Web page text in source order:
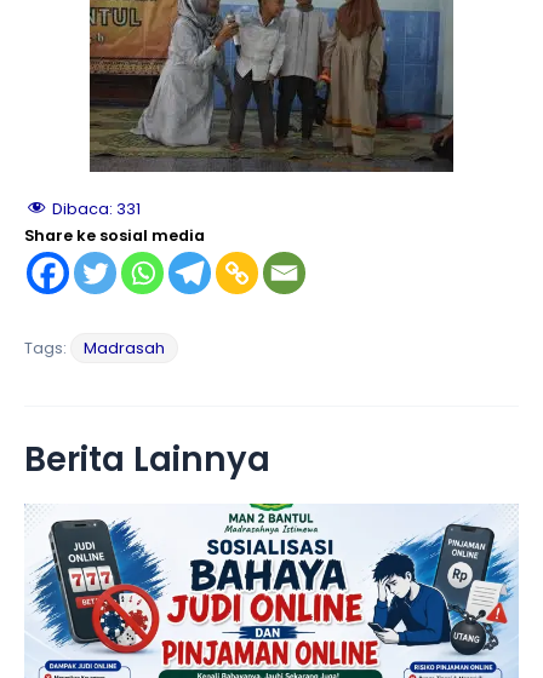
Dibaca: 331
Share ke sosial media
Tags: Madrasah
Berita Lainnya